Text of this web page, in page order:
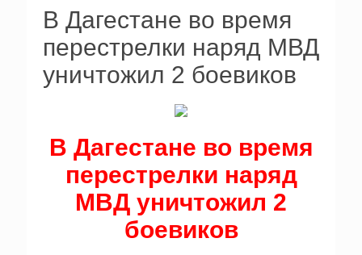
В Дагестане во время
перестрелки наряд МВД
уничтожил 2 боевиков
В Дагестане во время
перестрелки наряд
МВД уничтожил 2
боевиков